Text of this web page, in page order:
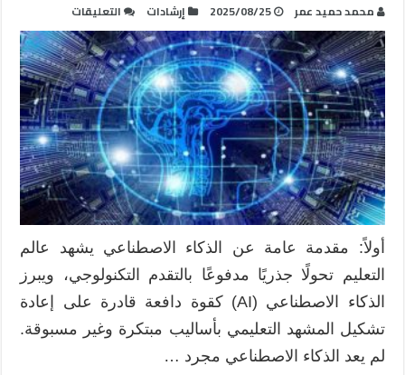
محمد حميد عمر 2025/08/25 إرشادات التعليقات
كيفية
استخدام
الذكاء
الاصطناعي
في
اتخاذ
القرارات
التربوية
والإدارية
في
المدارس
مغلقة
أولاً: مقدمة عامة عن الذكاء الاصطناعي يشهد عالم
التعليم تحولًا جذريًا مدفوعًا بالتقدم التكنولوجي، ويبرز
الذكاء الاصطناعي (AI) كقوة دافعة قادرة على إعادة
تشكيل المشهد التعليمي بأساليب مبتكرة وغير مسبوقة.
لم يعد الذكاء الاصطناعي مجرد …